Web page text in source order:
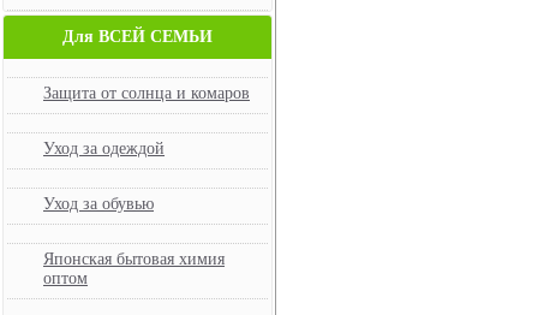
Для ВСЕЙ СЕМЬИ
Защита от солнца и комаров
Уход за одеждой
Уход за обувью
Японская бытовая химия
оптом